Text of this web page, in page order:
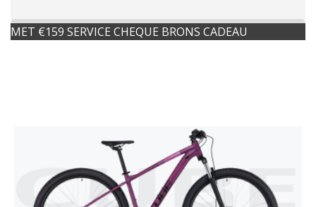
MET €159 SERVICE CHEQUE BRONS CADEAU